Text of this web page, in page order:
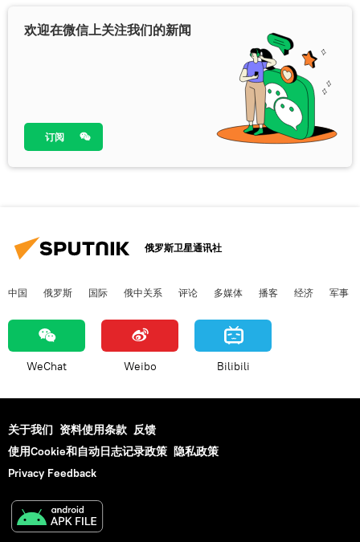
欢迎在微信上关注我们的新闻
订阅
俄罗斯卫星通讯社
中国 俄罗斯 国际 俄中关系 评论 多媒体 播客 经济 军事
WeChat Weibo Bilibili
关于我们 资料使用条款 反馈
使用Cookie和自动日志记录政策 隐私政策
Privacy Feedback